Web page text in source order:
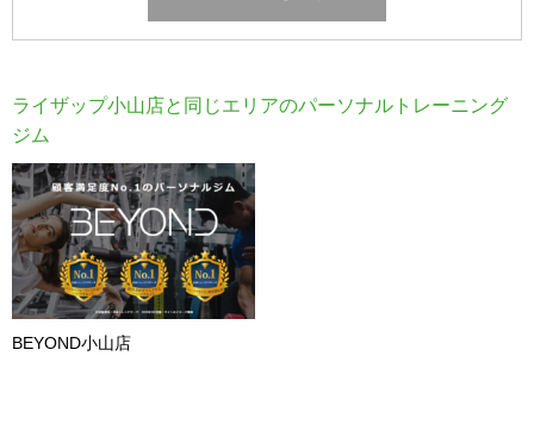
ライザップ小山店と同じエリアのパーソナルトレーニング
ジム
BEYOND小山店